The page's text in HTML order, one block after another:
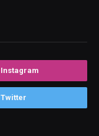
Instagram
Twitter